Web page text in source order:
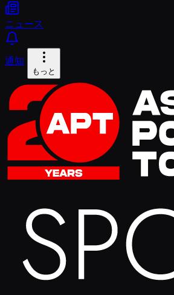
ニュース
通知
もっと